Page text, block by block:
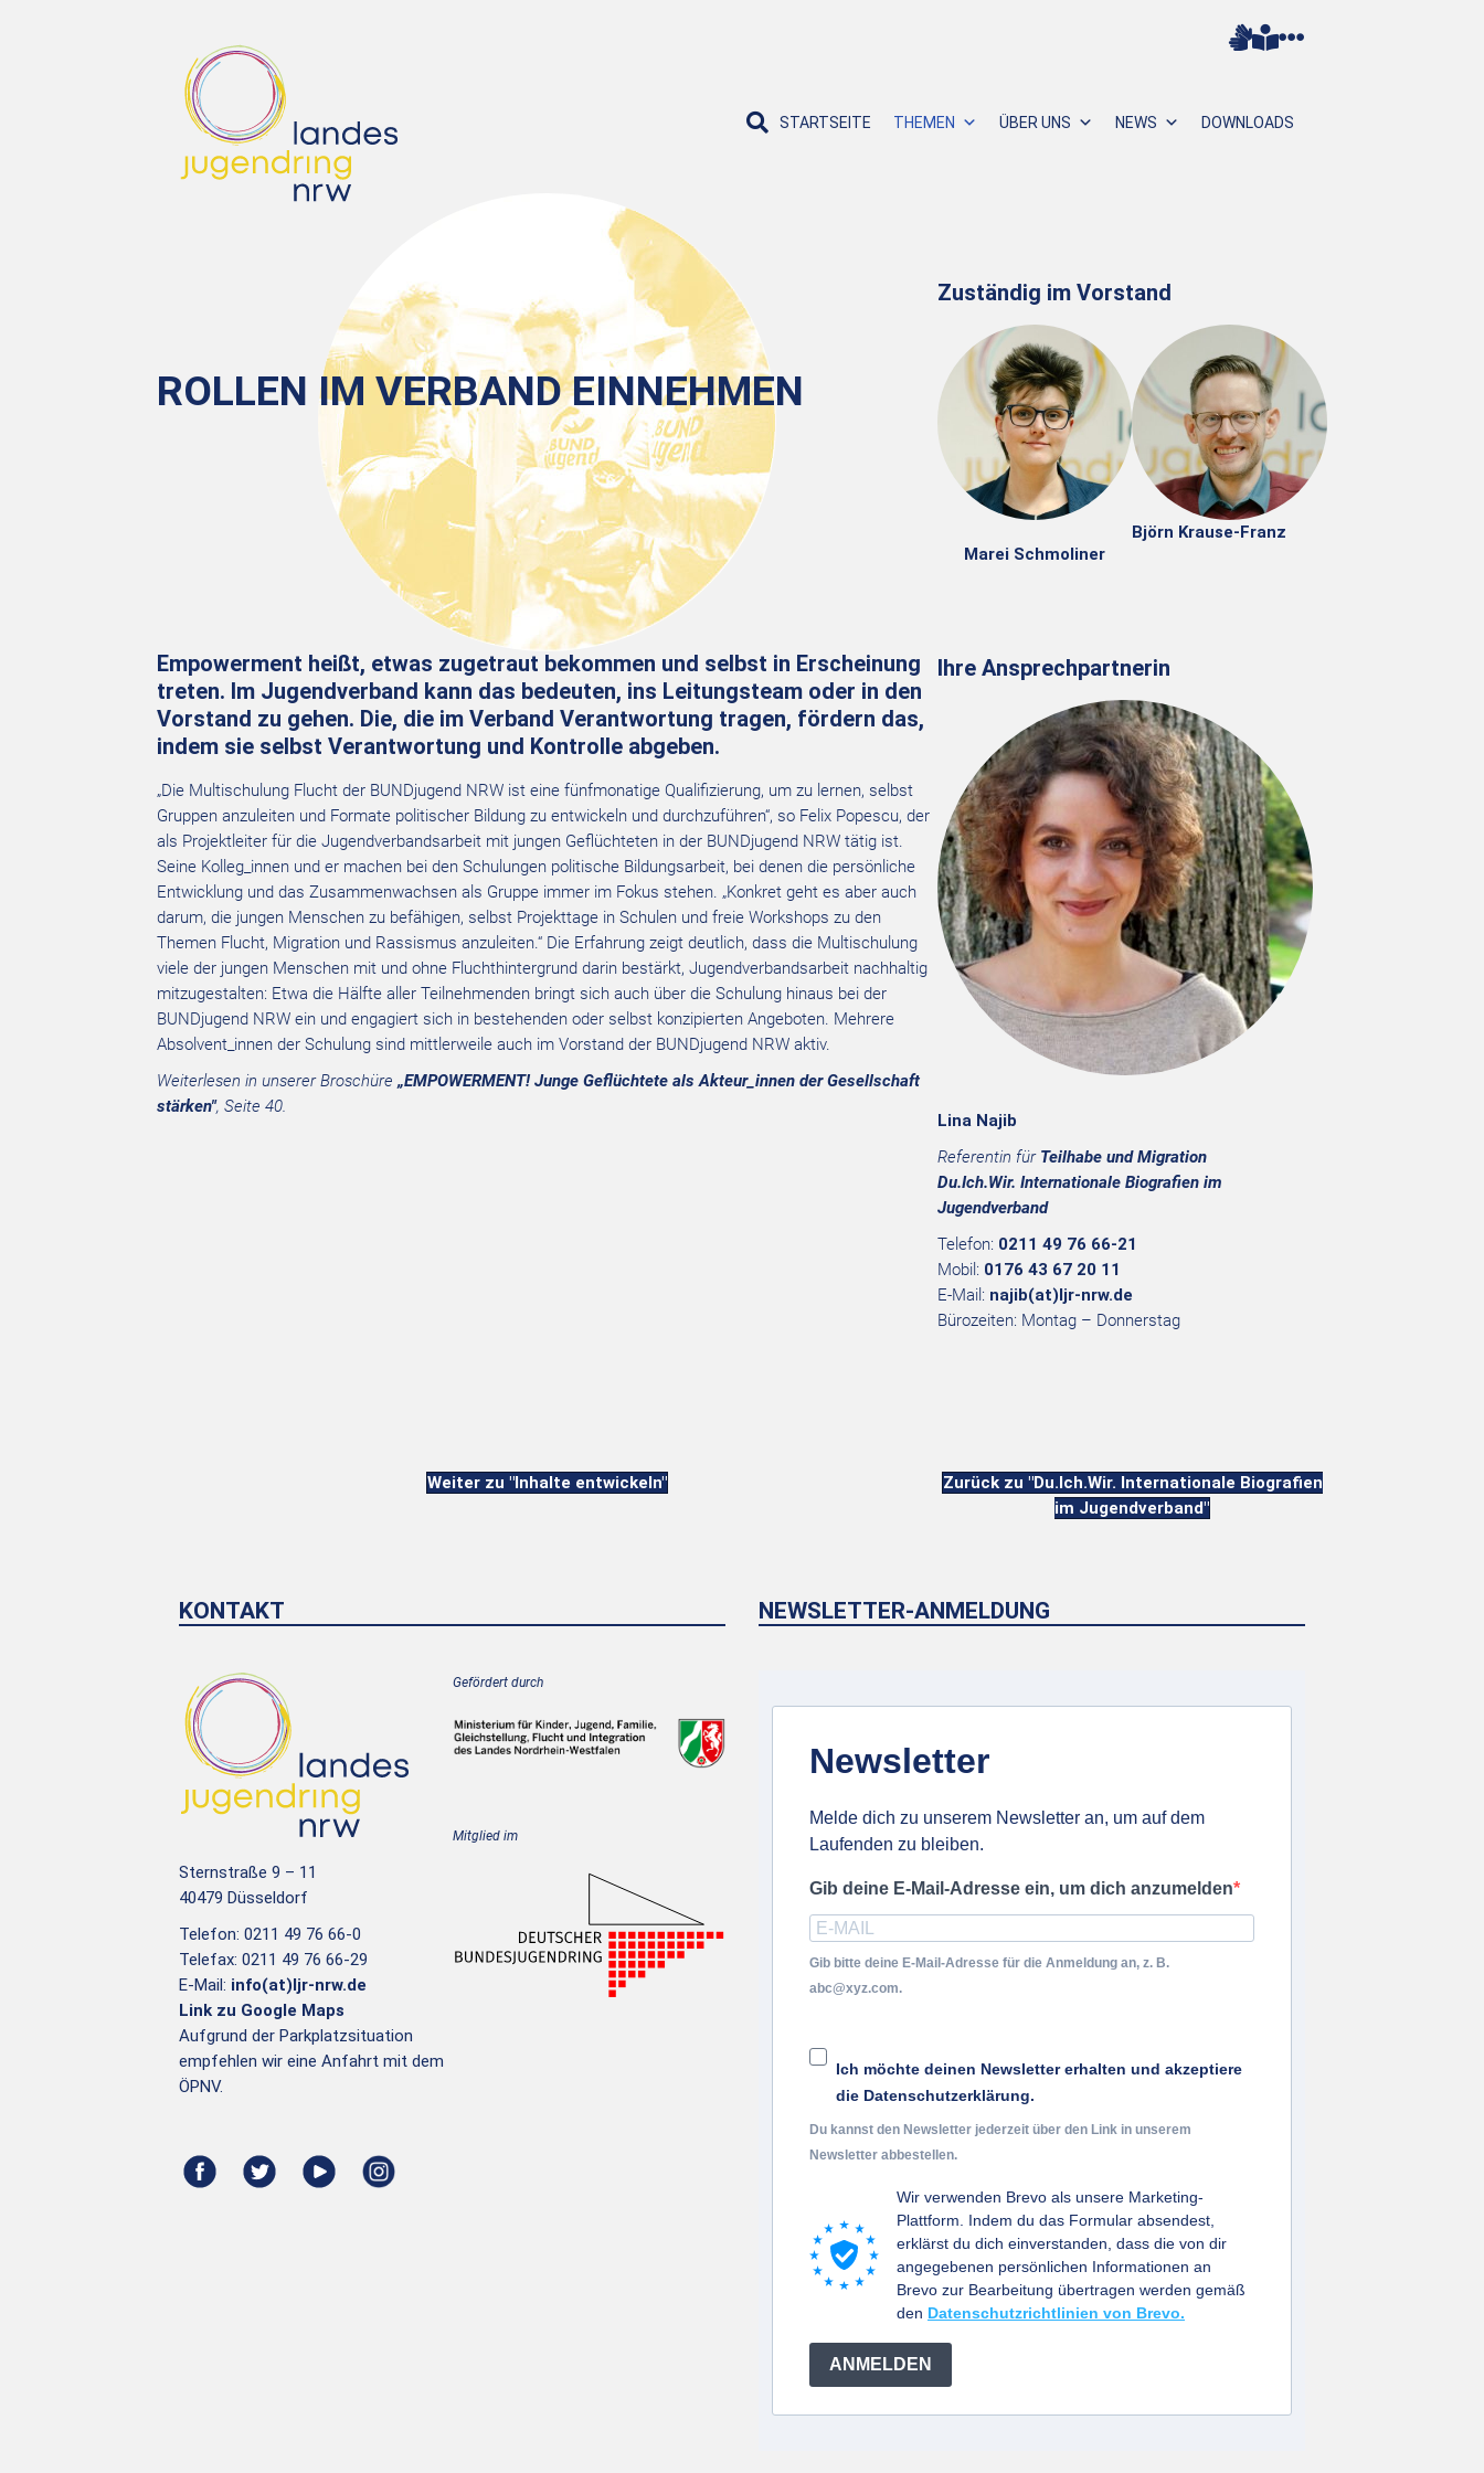
STARTSEITE THEMEN ÜBER UNS NEWS DOWNLOADS
ROLLEN IM VERBAND EINNEHMEN
Empowerment heißt, etwas zugetraut bekommen und selbst in Erscheinung
treten. Im Jugendverband kann das bedeuten, ins Leitungsteam oder in den
Vorstand zu gehen. Die, die im Verband Verantwortung tragen, fördern das,
indem sie selbst Verantwortung und Kontrolle abgeben.
„Die Multischulung Flucht der BUNDjugend NRW ist eine fünfmonatige Qualifizierung, um zu lernen, selbst
Gruppen anzuleiten und Formate politischer Bildung zu entwickeln und durchzuführen“, so Felix Popescu, der
als Projektleiter für die Jugendverbandsarbeit mit jungen Geflüchteten in der BUNDjugend NRW tätig ist.
Seine Kolleg_innen und er machen bei den Schulungen politische Bildungsarbeit, bei denen die persönliche
Entwicklung und das Zusammenwachsen als Gruppe immer im Fokus stehen. „Konkret geht es aber auch
darum, die jungen Menschen zu befähigen, selbst Projekttage in Schulen und freie Workshops zu den
Themen Flucht, Migration und Rassismus anzuleiten.“ Die Erfahrung zeigt deutlich, dass die Multischulung
viele der jungen Menschen mit und ohne Fluchthintergrund darin bestärkt, Jugendverbandsarbeit nachhaltig
mitzugestalten: Etwa die Hälfte aller Teilnehmenden bringt sich auch über die Schulung hinaus bei der
BUNDjugend NRW ein und engagiert sich in bestehenden oder selbst konzipierten Angeboten. Mehrere
Absolvent_innen der Schulung sind mittlerweile auch im Vorstand der BUNDjugend NRW aktiv.
Weiterlesen in unserer Broschüre „EMPOWERMENT! Junge Geflüchtete als Akteur_innen der Gesellschaft
stärken", Seite 40.
Zuständig im Vorstand
Marei Schmoliner
Björn Krause-Franz
Ihre Ansprechpartnerin
Lina Najib
Referentin für Teilhabe und Migration
Du.Ich.Wir. Internationale Biografien im
Jugendverband
Telefon: 0211 49 76 66-21
Mobil: 0176 43 67 20 11
E-Mail: najib(at)ljr-nrw.de
Bürozeiten: Montag – Donnerstag
Weiter zu "Inhalte entwickeln"
Zurück zu "Du.Ich.Wir. Internationale Biografien
im Jugendverband"
KONTAKT
Sternstraße 9 – 11
40479 Düsseldorf
Telefon: 0211 49 76 66-0
Telefax: 0211 49 76 66-29
E-Mail: info(at)ljr-nrw.de
Link zu Google Maps
Aufgrund der Parkplatzsituation
empfehlen wir eine Anfahrt mit dem
ÖPNV.
Gefördert durch
Mitglied im
NEWSLETTER-ANMELDUNG
Newsletter
Melde dich zu unserem Newsletter an, um auf dem
Laufenden zu bleiben.
Gib deine E-Mail-Adresse ein, um dich anzumelden
Gib bitte deine E-Mail-Adresse für die Anmeldung an, z. B.
abc@xyz.com.
Ich möchte deinen Newsletter erhalten und akzeptiere
die Datenschutzerklärung.
Du kannst den Newsletter jederzeit über den Link in unserem
Newsletter abbestellen.
Wir verwenden Brevo als unsere Marketing-
Plattform. Indem du das Formular absendest,
erklärst du dich einverstanden, dass die von dir
angegebenen persönlichen Informationen an
Brevo zur Bearbeitung übertragen werden gemäß
den Datenschutzrichtlinien von Brevo.
ANMELDEN